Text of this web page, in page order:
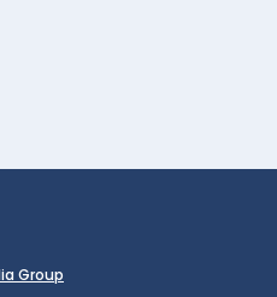
Group